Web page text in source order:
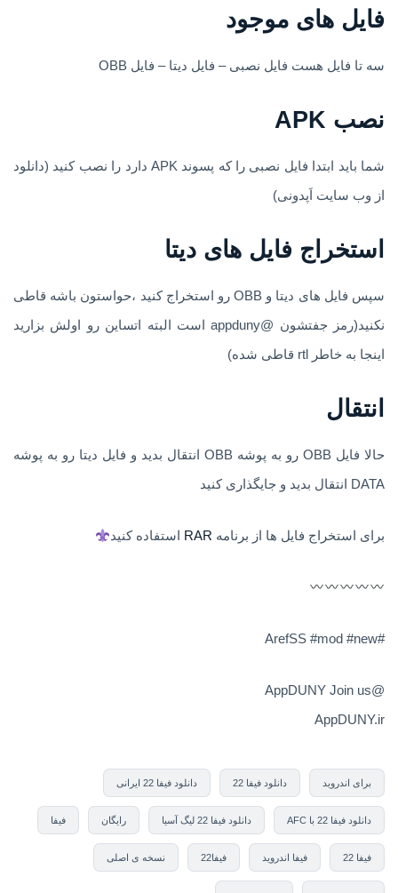
فایل های موجود
سه تا فایل هست فایل نصبی – فایل دیتا – فایل OBB
نصب APK
شما باید ابتدا فایل نصبی را که پسوند APK دارد را نصب کنید (دانلود
از وب سایت اَپدونی)
استخراج فایل های دیتا
سپس فایل های دیتا و OBB رو استخراج کنید ،حواستون باشه قاطی
نکنید(رمز جفتشون @appduny است البته اتساین رو اولش بزارید
اینجا به خاطر rtl قاطی شده)
انتقال
حالا فایل OBB رو به پوشه OBB انتقال بدید و فایل دیتا رو به پوشه
DATA انتقال بدید و جایگذاری کنید
برای استخراج فایل ها از برنامه RAR استفاده کنید
#ArefSS #mod #new
@AppDUNY Join us
AppDUNY.ir
برای اندروید دانلود فیفا 22 دانلود فیفا 22 ایرانی
دانلود فیفا 22 با AFC دانلود فیفا 22 لیگ آسیا رایگان فیفا
فیفا 22 فیفا اندروید فیفا22 نسخه ی اصلی